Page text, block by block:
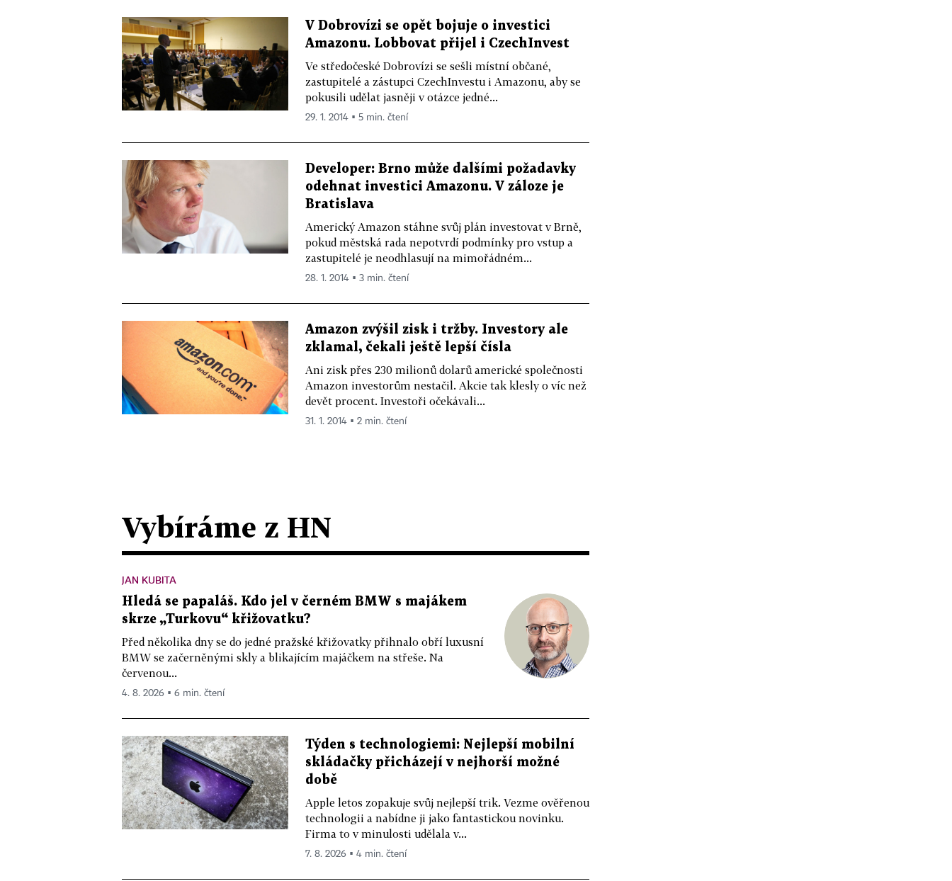
V Dobrovízi se opět bojuje o investici
Amazonu. Lobbovat přijel i CzechInvest
Ve středočeské Dobrovízi se sešli místní občané,
zastupitelé a zástupci CzechInvestu i Amazonu, aby se
pokusili udělat jasněji v otázce jedné...
29. 1. 2014 ▪ 5 min. čtení
Developer: Brno může dalšími požadavky
odehnat investici Amazonu. V záloze je
Bratislava
Americký Amazon stáhne svůj plán investovat v Brně,
pokud městská rada nepotvrdí podmínky pro vstup a
zastupitelé je neodhlasují na mimořádném...
28. 1. 2014 ▪ 3 min. čtení
Amazon zvýšil zisk i tržby. Investory ale
zklamal, čekali ještě lepší čísla
Ani zisk přes 230 milionů dolarů americké společnosti
Amazon investorům nestačil. Akcie tak klesly o víc než
devět procent. Investoři očekávali...
31. 1. 2014 ▪ 2 min. čtení
Vybíráme z HN
JAN KUBITA
Hledá se papaláš. Kdo jel v černém BMW s majákem
skrze „Turkovu“ křižovatku?
Před několika dny se do jedné pražské křižovatky přihnalo obří luxusní
BMW se začerněnými skly a blikajícím majáčkem na střeše. Na
červenou...
4. 8. 2026 ▪ 6 min. čtení
Týden s technologiemi: Nejlepší mobilní
skládačky přicházejí v nejhorší možné
době
Apple letos zopakuje svůj nejlepší trik. Vezme ověřenou
technologii a nabídne ji jako fantastickou novinku.
Firma to v minulosti udělala v...
7. 8. 2026 ▪ 4 min. čtení